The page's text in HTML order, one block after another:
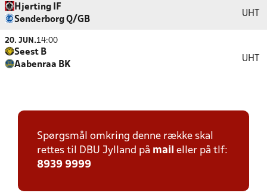
Hjerting IF
Sønderborg Q/GB
UHT
20. JUN.14:00
Seest B
Aabenraa BK
UHT
Spørgsmål omkring denne række skal
rettes til DBU Jylland på mail eller på tlf:
8939 9999